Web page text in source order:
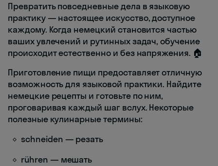
Превратить повседневные дела в языковую
практику — настоящее искусство, доступное
каждому. Когда немецкий становится частью
ваших увлечений и рутинных задач, обучение
происходит естественно и без напряжения. 🏠
Приготовление пищи предоставляет отличную
возможность для языковой практики. Найдите
немецкие рецепты и готовьте по ним,
проговаривая каждый шаг вслух. Некоторые
полезные кулинарные термины:
schneiden — резать
rühren — мешать